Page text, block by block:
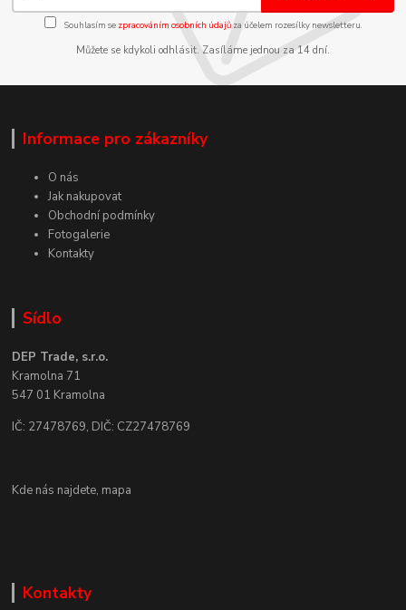
Souhlasím se zpracováním osobních údajůza účelem rozesílky newsletteru.
Můžete se kdykoli odhlásit. Zasíláme jednou za 14 dní.
Informace pro zákazníky
O nás
Jak nakupovat
Obchodní podmínky
Fotogalerie
Kontakty
Sídlo
DEP Trade, s.r.o.
Kramolna 71
547 01 Kramolna
IČ: 27478769, DIČ: CZ27478769
Kde nás najdete, mapa
Kontakty